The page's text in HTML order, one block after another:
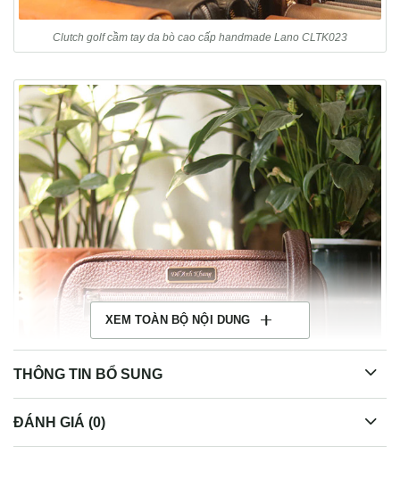
Clutch golf cầm tay da bò cao cấp handmade Lano CLTK023
XEM TOÀN BỘ NỘI DUNG
THÔNG TIN BỔ SUNG
ĐÁNH GIÁ (0)